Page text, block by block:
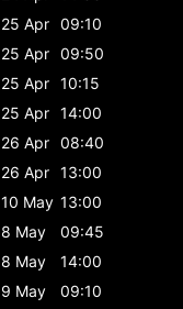
25 Apr 09:10
25 Apr 09:50
25 Apr 10:15
25 Apr 14:00
26 Apr 08:40
26 Apr 13:00
10 May 13:00
8 May
09:45
8 May
14:00
9 May
09:10